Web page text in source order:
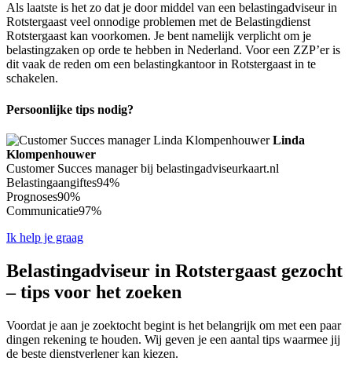
Als laatste is het zo dat je door middel van een belastingadviseur in
Rotstergaast veel onnodige problemen met de Belastingdienst
Rotstergaast kan voorkomen. Je bent namelijk verplicht om je
belastingzaken op orde te hebben in Nederland. Voor een ZZP’er is
dit vaak de reden om een belastingkantoor in Rotstergaast in te
schakelen.
Persoonlijke tips nodig?
Linda
Klompenhouwer
Customer Succes manager bij belastingadviseurkaart.nl
Belastingaangiftes94%
Prognoses90%
Communicatie97%
Ik help je graag
Belastingadviseur in Rotstergaast gezocht
– tips voor het zoeken
Voordat je aan je zoektocht begint is het belangrijk om met een paar
dingen rekening te houden. Wij geven je een aantal tips waarmee jij
de beste dienstverlener kan kiezen.